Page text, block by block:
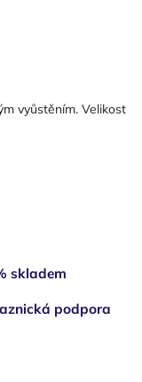
vyůstěním. Velikost
skladem
podpora